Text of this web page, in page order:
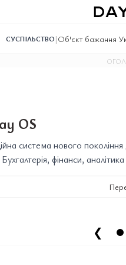
СУСПІЛЬСТВО|Об'єкт бажання
OS
система нового
Бухгалтерія, фінанси,
❮